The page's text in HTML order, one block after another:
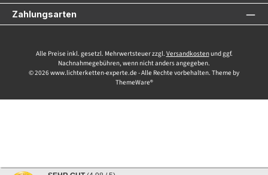
Zahlungsarten
Alle Preise inkl. gesetzl. Mehrwertsteuer zzgl. Versandkostenund ggf.
Nachnahmegebühren, wenn nicht anders angegeben.
© 2026 www.lichterketten-experte.de - Alle Rechte vorbehalten. Theme by
ThemeWare®